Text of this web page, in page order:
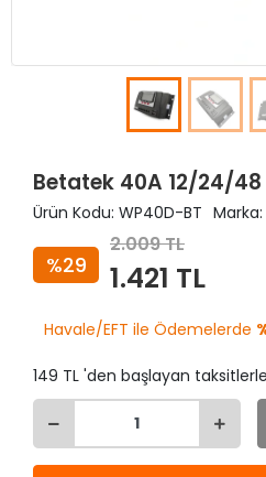
Betatek 40A 12/24/48
Ürün Kodu: WP40D-BT Marka:
%29
2.009 TL
1.421 TL
Havale/EFT ile Ödemelerde
149 TL 'den başlayan taksitlerle